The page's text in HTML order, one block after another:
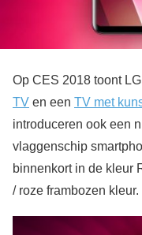
Op CES 2018 toont
TV en een TV met
introduceren ook een
vlaggenschip
binnenkort in de kleur
/ roze frambozen kleur.